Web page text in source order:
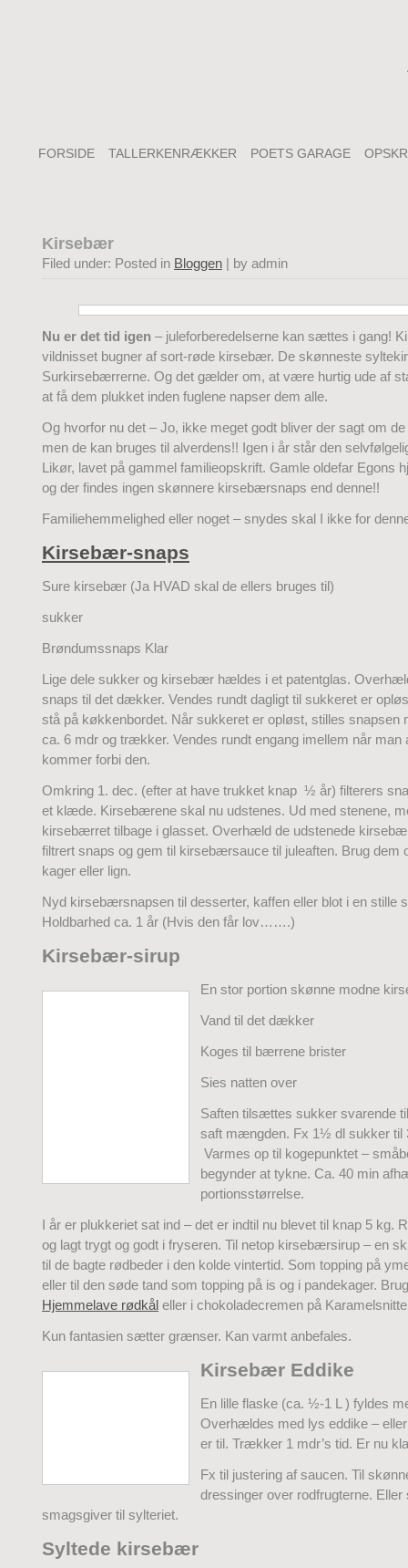
FORSIDE TALLERKENRÆKKER POETS GARAGE
Kirsebær
Filed under: Posted in Bloggen | by admin
Nu er det tid igen – juleforberedelserne kan sættes i gang!
vildnisset bugner af sort-røde kirsebær. De skønneste
Surkirsebærrerne. Og det gælder om, at være hurtig ude af
at få dem plukket inden fuglene napser dem alle.
Og hvorfor nu det – Jo, ikke meget godt bliver der sagt om
men de kan bruges til alverdens!! Igen i år står den
Likør, lavet på gammel familieopskrift. Gamle oldefar Egons
og der findes ingen skønnere kirsebærsnaps end denne!!
Familiehemmelighed eller noget – snydes skal I ikke for
Kirsebær-snaps
Sure kirsebær (Ja HVAD skal de ellers bruges til)
sukker
Brøndumssnaps Klar
Lige dele sukker og kirsebær hældes i et patentglas.
snaps til det dækker. Vendes rundt dagligt til sukkeret er
stå på køkkenbordet. Når sukkeret er opløst, stilles snapsen
ca. 6 mdr og trækker. Vendes rundt engang imellem når man
kommer forbi den.
Omkring 1. dec. (efter at have trukket knap ½ år) filterers
et klæde. Kirsebærene skal nu udstenes. Ud med stenene,
kirsebærret tilbage i glasset. Overhæld de udstenede
filtrert snaps og gem til kirsebærsauce til juleaften. Brug dem
kager eller lign.
Nyd kirsebærsnapsen til desserter, kaffen eller blot i en stille
Holdbarhed ca. 1 år (Hvis den får lov…….)
Kirsebær-sirup
En stor portion skønne modne
Vand til det dækker
Koges til bærrene brister
Sies natten over
Saften tilsættes sukker svarende
saft mængden. Fx 1½ dl sukker til
Varmes op til kogepunktet –
begynder at tykne. Ca. 40 min
portionsstørrelse.
I år er plukkeriet sat ind – det er indtil nu blevet til knap 5 kg.
og lagt trygt og godt i fryseren. Til netop kirsebærsirup – en
til de bagte rødbeder i den kolde vintertid. Som topping på
eller til den søde tand som topping på is og i pandekager.
Hjemmelave rødkål eller i chokoladecremen på
Kun fantasien sætter grænser. Kan varmt anbefales.
Kirsebær Eddike
En lille flaske (ca. ½-1 L ) fyldes
Overhældes med lys eddike –
er til. Trækker 1 mdr’s tid. Er nu
Fx til justering af saucen. Til
dressinger over rodfrugterne. Eller
smagsgiver til sylteriet.
Syltede kirsebær